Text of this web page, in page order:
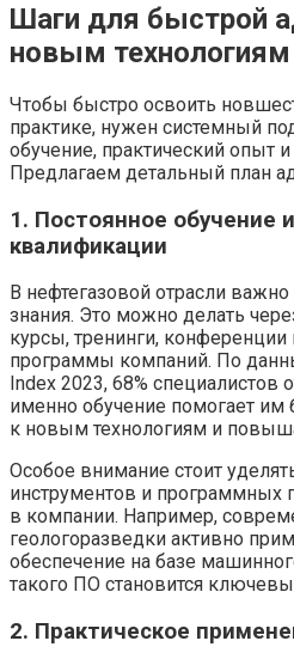
Шаги для быстрой
новым технологиям
Чтобы быстро освоить
практике, нужен системный
обучение, практический опыт
Предлагаем детальный план
1. Постоянное обучение
квалификации
В нефтегазовой отрасли
знания. Это можно делать
курсы, тренинги,
программы компаний. По
Index 2023, 68% специалистов
именно обучение помогает им
к новым технологиям и
Особое внимание стоит
инструментов и программных
в компании. Например,
геологоразведки активно
обеспечение на базе
такого ПО становится
2. Практическое